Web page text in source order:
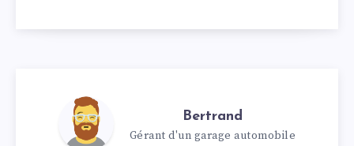
Bertrand
Gérant d'un garage automobile